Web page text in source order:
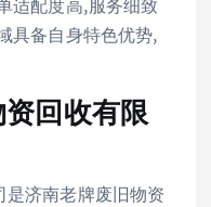
适配度高,服务细致
具备自身特色优势,
回收有限
济南老牌废旧物资